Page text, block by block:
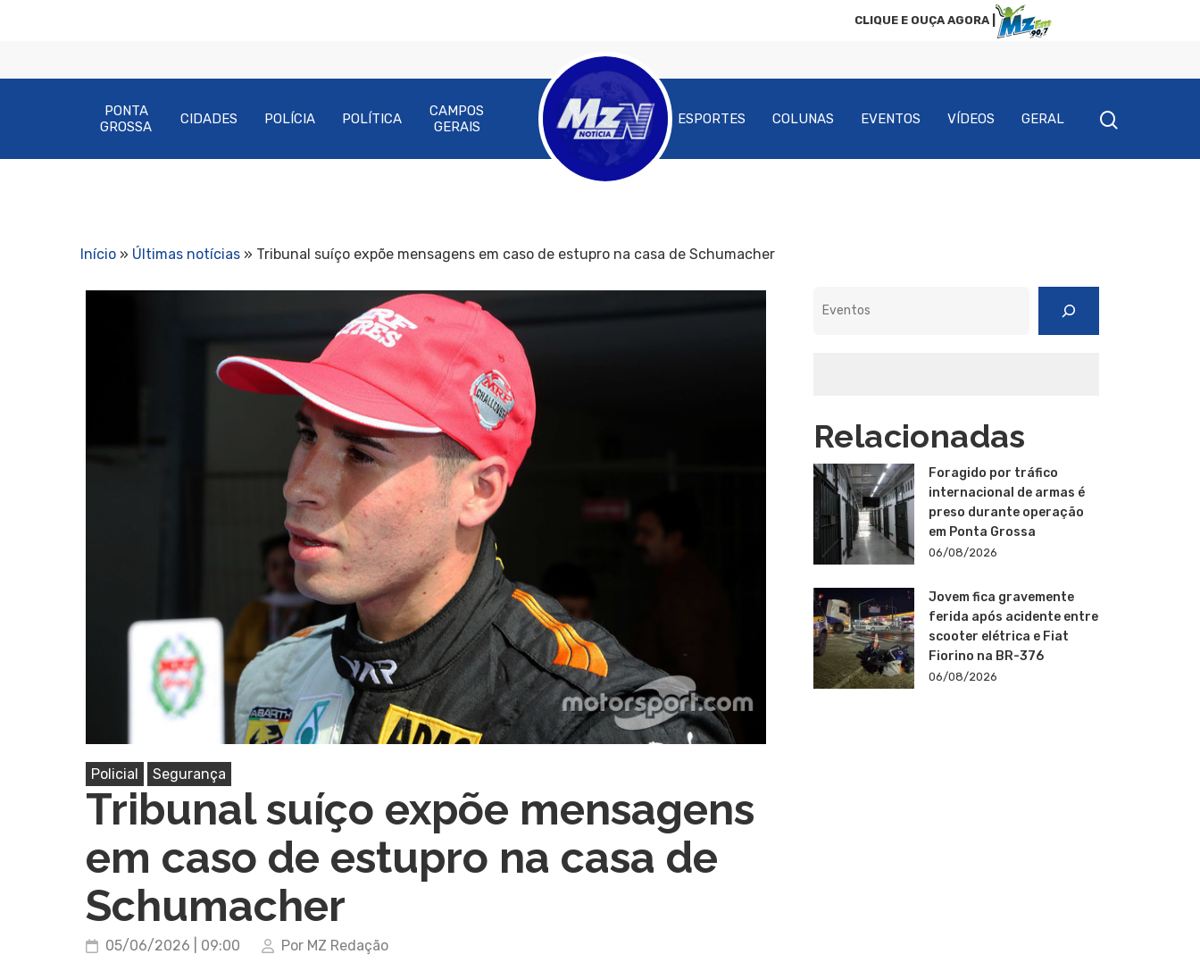
CLIQUE E OUÇA AGORA |
Pressione Enter para pesquisar ou ESC para fechar
PONTA
GROSSA
CIDADES POLÍCIA POLÍTICA
CAMPOS
GERAIS
ESPORTES COLUNAS EVENTOS VÍDEOS GERAL
Início » Últimas notícias » Tribunal suíço expõe mensagens em caso de estupro na casa de Schumacher
Policial Segurança
Tribunal suíço expõe mensagens
em caso de estupro na casa de
Schumacher
05/06/2026 | 09:00 Por MZ Redação
Relacionadas
Foragido por tráfico
internacional de armas é
preso durante operação
em Ponta Grossa
06/08/2026
Jovem fica gravemente
ferida após acidente entre
scooter elétrica e Fiat
Fiorino na BR-376
06/08/2026